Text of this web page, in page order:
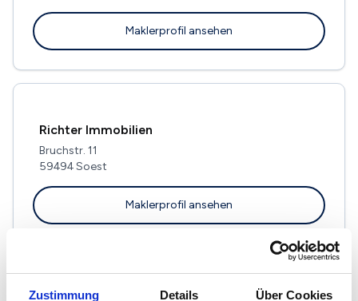
Zustimmung Details Über Cookies
Maklerprofil ansehen
Richter Immobilien
Bruchstr. 11
59494 Soest
Maklerprofil ansehen